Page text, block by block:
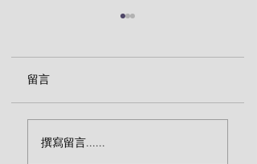
吗？（陶恕）
留言
撰寫留言......